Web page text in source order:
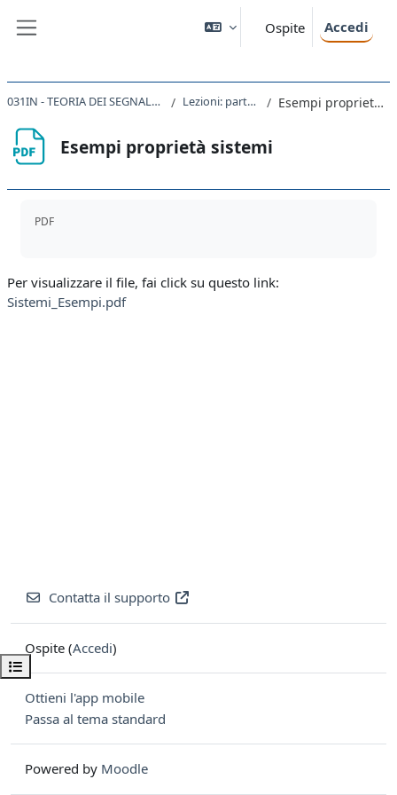
Ospite Accedi
Apri indice del corso
031IN - TEORIA DEI SEGNALI 2020-2021 Lezioni: parte prima Esempi proprietà sistemi
Esempi proprietà sistemi
PDF
Per visualizzare il file, fai click su questo link:
Sistemi_Esempi.pdf
Contatta il supporto
Ospite (Accedi)
Ottieni l'app mobile
Passa al tema standard
Powered by Moodle